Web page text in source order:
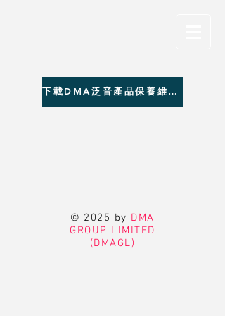
下載DMA泛音產品保養維修聯絡資料
© 2025 by DMA
GROUP LIMITED
(DMAGL)